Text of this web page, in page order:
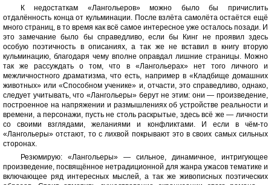
К недостаткам «Лангольеров» можно было бы причислить
отдалённость конца от кульминации. После взлёта самолёта остаётся ещё
много страниц, в то время как всё самое интересное уже осталось позади. И
это замечание было бы справедливо, если бы Кинг не проявил здесь
особую поэтичность в описаниях, а так же не вставил в книгу вторую
кульминацию, благодаря чему вполне оправдал лишние страницы. Можно
так же рассуждать о том, что в «Лангольерах» нет того личного и
межличностного драматизма, что есть, например в «Кладбище домашних
животных» или «Способном ученике» и, отчасти, это справедливо, однако,
следует учитывать, что «Лангольеры» берут не этим: они — произведение,
построенное на напряжении и размышлениях об устройстве реальности и
времени, а персонажи, пусть не столь раскрытые, здесь всё же — личности
со своими взглядами, желаниями и конфликтами. И если в чём-то
«Лангольеры» отстают, то с лихвой покрывают это в своих самых сильных
сторонах.
Резюмирую: «Лангольеры» — сильное, динамичное, интригующее
произведение, посвящённое нетрадиционной для жанра ужасов тематике и
включающее ряд интересных мыслей, а так же живописных поэтических